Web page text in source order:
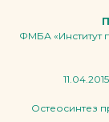
ФМБА «Институт
Остеосинтез